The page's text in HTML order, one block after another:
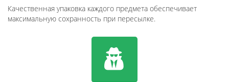
Качественная упаковка каждого предмета обеспечивает
максимальную сохранность при пересылке.